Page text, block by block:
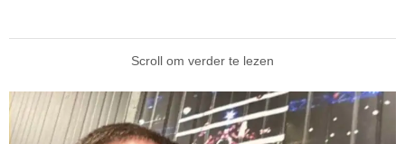
Scroll om verder te lezen